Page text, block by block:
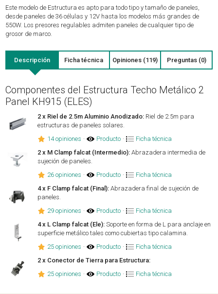
Este modelo de Estructura es apto para todo tipo y tamaño de paneles,
desde paneles de 36 células y 12V hasta los modelos más grandes de
550W. Los presores regulables admiten paneles de cualquier tipo de
grosor de marco.
Descripción Ficha técnica Opiniones (119) Preguntas (0)
Componentes del Estructura Techo Metálico 2
Panel KH915 (ELES)
2 x Riel de 2.5m Aluminio Anodizado: Riel de 2.5m para
estructuras de paneles solares.
14 opiniones · Producto ·
Ficha técnica
2 x M Clamp falcat (Intermedio): Abrazadera intermedia de
sujeción de paneles.
26 opiniones · Producto ·
Ficha técnica
4 x F Clamp falcat (Final): Abrazadera final de sujeción de
paneles.
29 opiniones · Producto ·
Ficha técnica
4 x L Clamp falcat (Ele): Soporte en forma de L para anclaje en
superficie metálico tales como cubiertas tipo calamina.
25 opiniones · Producto ·
Ficha técnica
2 x Conector de Tierra para Estructura:
25 opiniones · Producto · Ficha técnica